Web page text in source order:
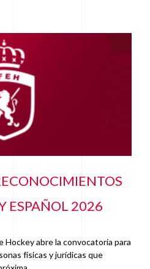
ESPAÑOL 2026
Hockey abre la convocatoria para
físicas y jurídicas que